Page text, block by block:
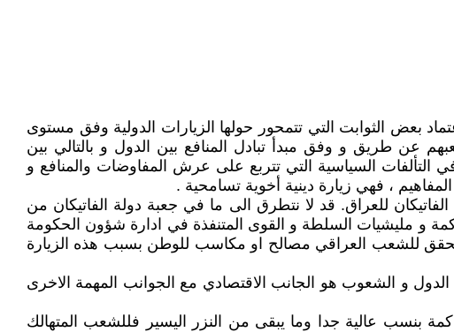
في التعاملات الدولية اعتماد بعض الثوابت التي تتمحور حولها الزيارات الدولية وفق مستوى
عن طريق و وفق مبدأ تبادل المنافع بين الدول و بالتالي بين
التألفات السياسية التي تتربع على عرش المفاوضات والمنافع و
، فهي زيارة دينية أخوية تسامحية .
للعراق. قد لا نتطرق الى ما في جعبة دولة الفاتيكان من
و مليشيات السلطة و القوى المتنفذة في ادارة شؤون الحكومة
للشعب العراقي مصالح او مكاسب للوطن بسبب هذه الزيارة
و الشعوب هو الجانب الاقتصادي مع الجوانب المهمة الاخرى
بنسب عالية جدا وما يبقى من النزر اليسير فللشعب المتهالك